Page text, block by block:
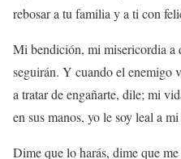
rebosar a tu familia y a ti con
Mi bendición, mi misericordia a
seguirán. Y cuando el enemigo
a tratar de engañarte, dile; mi
en sus manos, yo le soy leal a mi
Dime que lo harás, dime que